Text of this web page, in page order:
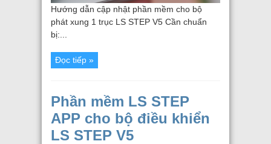
Hướng dẫn cập nhật phần mềm cho bộ
phát xung 1 trục LS STEP V5 Cần chuẩn
bị:...
Đọc tiếp »
Phần mềm LS STEP
APP cho bộ điều khiển
LS STEP V5